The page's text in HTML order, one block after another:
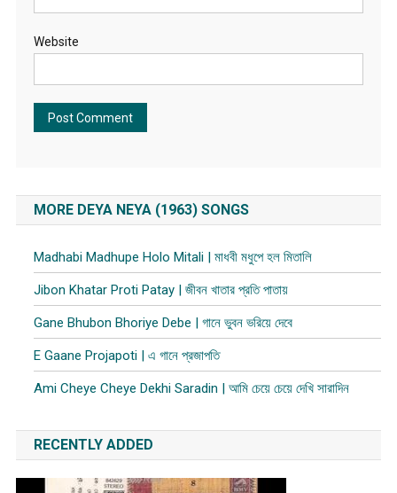
Website
MORE DEYA NEYA (1963) SONGS
Madhabi Madhupe Holo Mitali | মাধবী মধুপে হল মিতালি
Jibon Khatar Proti Patay | জীবন খাতার প্রতি পাতায়
Gane Bhubon Bhoriye Debe | গানে ভুবন ভরিয়ে দেবে
E Gaane Projapoti | এ গানে প্রজাপতি
Ami Cheye Cheye Dekhi Saradin | আমি চেয়ে চেয়ে দেখি সারাদিন
RECENTLY ADDED